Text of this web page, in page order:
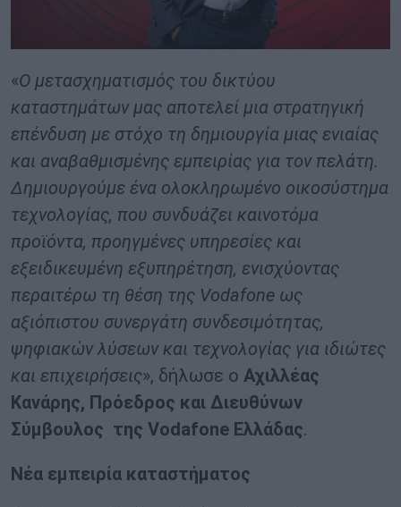
«Ο μετασχηματισμός του δικτύου
καταστημάτων μας αποτελεί μια στρατηγική
επένδυση με στόχο τη δημιουργία μιας ενιαίας
και αναβαθμισμένης εμπειρίας για τον πελάτη.
Δημιουργούμε ένα ολοκληρωμένο οικοσύστημα
τεχνολογίας, που συνδυάζει καινοτόμα
προϊόντα, προηγμένες υπηρεσίες και
εξειδικευμένη εξυπηρέτηση, ενισχύοντας
περαιτέρω τη θέση της Vodafone ως
αξιόπιστου συνεργάτη συνδεσιμότητας,
ψηφιακών λύσεων και τεχνολογίας για ιδιώτες
και επιχειρήσεις», δήλωσε ο Αχιλλέας
Κανάρης, Πρόεδρος και Διευθύνων
Σύμβουλος της Vodafone Ελλάδας.
Νέα εμπειρία καταστήματος